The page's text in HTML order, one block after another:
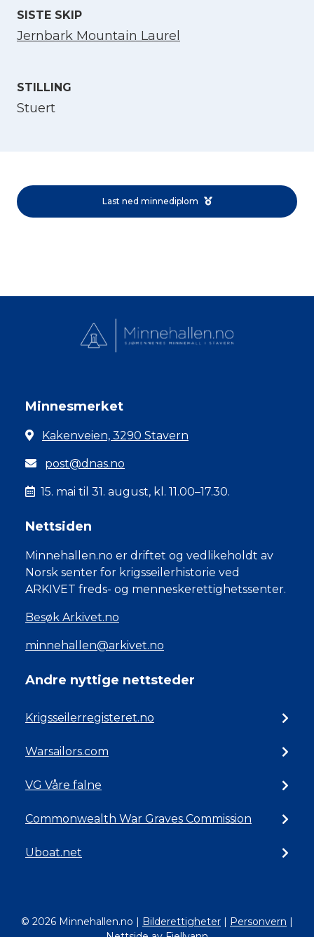
SISTE SKIP
Jernbark Mountain Laurel
STILLING
Stuert
Last ned minnediplom
Minnesmerket
Kakenveien, 3290 Stavern
post@dnas.no
15. mai til 31. august, kl. 11.00–17.30.
Nettsiden
Minnehallen.no er driftet og vedlikeholdt av
Norsk senter for krigsseilerhistorie ved
ARKIVET freds- og menneskerettighetssenter.
Besøk Arkivet.no
minnehallen@arkivet.no
Andre nyttige nettsteder
Krigsseilerregisteret.no
Warsailors.com
VG Våre falne
Commonwealth War Graves Commission
Uboat.net
© 2026 Minnehallen.no | Bilderettigheter | Personvern |
Norsk bokmål